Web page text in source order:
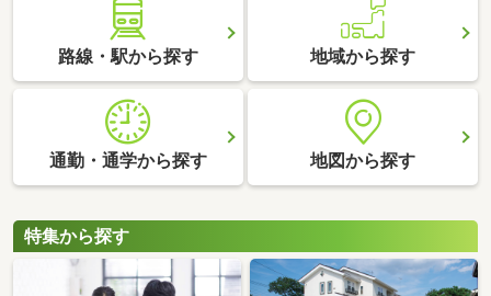
路線・駅から探す 地域から探す
通勤・通学から探す 地図から探す
特集から探す